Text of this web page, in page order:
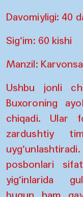
Davomiyligi: 40
Sig‘im: 60 kishi
Manzil:
Ushbu jonli
Buxoroning
chiqadi. Ular
zardushtiy
posbonlari
yig‘inlarida